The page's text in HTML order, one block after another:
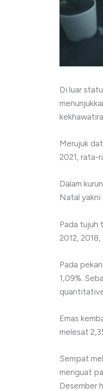
Di luar
Merujuk
2021, rata-
Dalam
Natal yakni
Pada tujuh
2012, 2018,
Pada
1,09%.
Emas
melesat
Sempat
menguat
Desember